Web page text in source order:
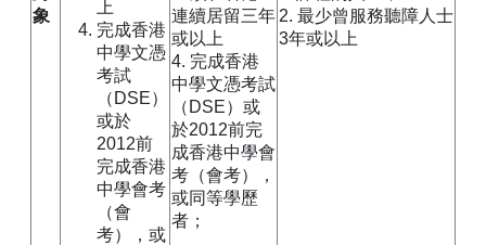
象
上
完成香港
中學文憑
考試
（DSE）
或於
2012前
完成香港
中學會考
（會
考），或
連續居留三年
或以上
4. 完成香港
中學文憑考試
（DSE）或
於2012前完
成香港中學會
考（會考），
或同等學歷
者；
2. 最少曾服務聽障人士
3年或以上